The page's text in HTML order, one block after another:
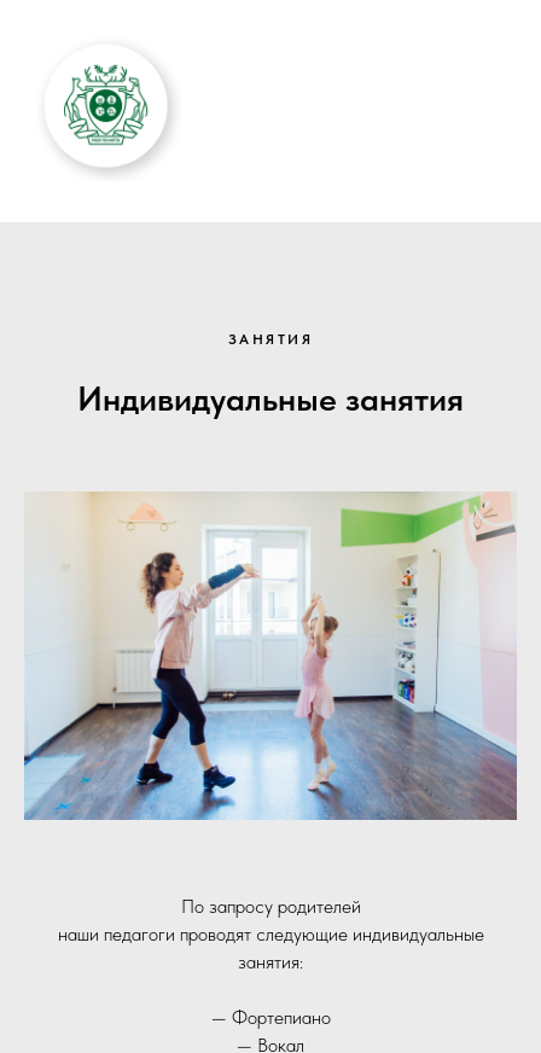
ЗАНЯТИЯ
Индивидуальные занятия
По запросу родителей
наши педагоги проводят следующие индивидуальные
занятия:
— Фортепиано
— Вокал